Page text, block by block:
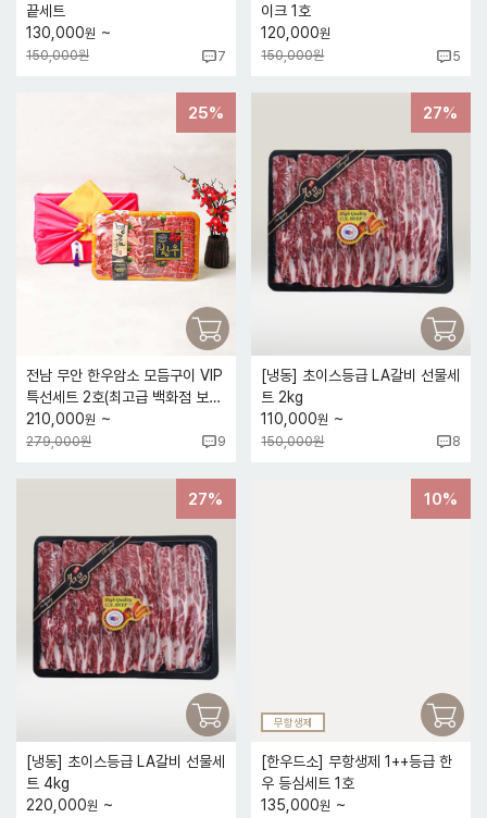
끝세트
130,000원 ~
150,000원 7
이크 1호
120,000원
150,000원
5
25%
전남 무안 한우암소 모듬구이 VIP
특선세트 2호(최고급 백화점 보자
기포장)
210,000원 ~
279,000원 9
27%
[냉동] 초이스등급 LA갈비 선물세
트 2kg
110,000원 ~
150,000원 8
27%
[냉동] 초이스등급 LA갈비 선물세
트 4kg
220,000원 ~
10%
무항생제
[한우드소] 무항생제 1++등급 한
우 등심세트 1호
135,000원 ~